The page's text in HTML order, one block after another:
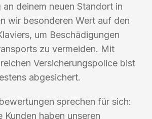
deinem neuen Standort in
wir besonderen Wert auf den
um Beschädigungen
zu vermeiden. Mit
Versicherungspolice bist
abgesichert.
sprechen für sich:
Kunden haben unseren